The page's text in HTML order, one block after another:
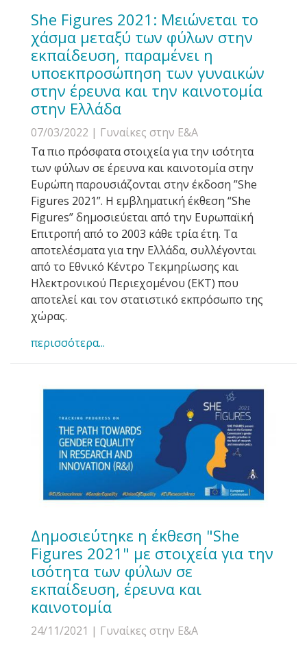
She Figures 2021: Μειώνεται το
χάσμα μεταξύ των φύλων στην
εκπαίδευση, παραμένει η
υποεκπροσώπηση των γυναικών
στην έρευνα και την καινοτομία
στην Ελλάδα
07/03/2022 | Γυναίκες στην Ε&Α
Τα πιο πρόσφατα στοιχεία για την ισότητα
των φύλων σε έρευνα και καινοτομία στην
Ευρώπη παρουσιάζονται στην έκδοση ”She
Figures 2021”. H εμβληματική έκθεση “She
Figures” δημοσιεύεται από την Ευρωπαϊκή
Επιτροπή από το 2003 κάθε τρία έτη. Τα
αποτελέσματα για την Ελλάδα, συλλέγονται
από το Εθνικό Κέντρο Τεκμηρίωσης και
Ηλεκτρονικού Περιεχομένου (ΕΚΤ) που
αποτελεί και τον στατιστικό εκπρόσωπο της
χώρας.
περισσότερα...
Δημοσιεύτηκε η έκθεση "She
Figures 2021" με στοιχεία για την
ισότητα των φύλων σε
εκπαίδευση, έρευνα και
καινοτομία
24/11/2021 | Γυναίκες στην Ε&Α